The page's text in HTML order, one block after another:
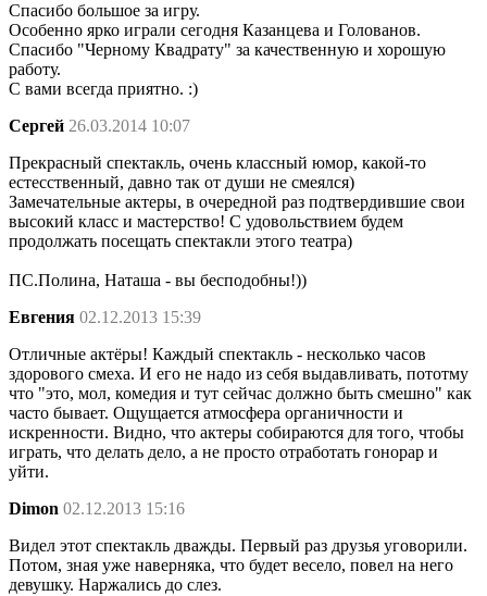
Спасибо большое за игру.
Особенно ярко играли сегодня Казанцева и Голованов.
Спасибо "Черному Квадрату" за качественную и хорошую
работу.
С вами всегда приятно. :)
Сергей 26.03.2014 10:07
Прекрасный спектакль, очень классный юмор, какой-то
естесственный, давно так от души не смеялся)
Замечательные актеры, в очередной раз подтвердившие свои
высокий класс и мастерство! С удовольствием будем
продолжать посещать спектакли этого театра)
ПС.Полина, Наташа - вы бесподобны!))
Евгения 02.12.2013 15:39
Отличные актёры! Каждый спектакль - несколько часов
здорового смеха. И его не надо из себя выдавливать, пототму
что "это, мол, комедия и тут сейчас должно быть смешно" как
часто бывает. Ощущается атмосфера органичности и
искренности. Видно, что актеры собираются для того, чтобы
играть, что делать дело, а не просто отработать гонорар и
уйти.
Dimon 02.12.2013 15:16
Видел этот спектакль дважды. Первый раз друзья уговорили.
Потом, зная уже наверняка, что будет весело, повел на него
девушку. Наржались до слез.